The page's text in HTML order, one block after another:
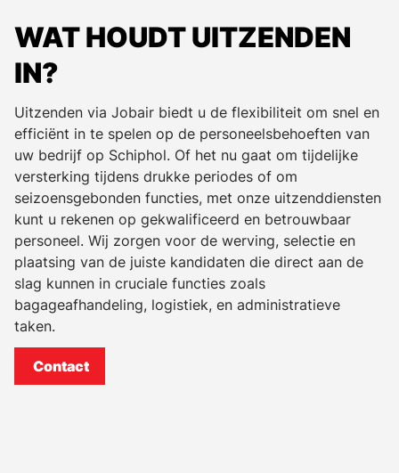
WAT HOUDT UITZENDEN
IN?
Uitzenden via Jobair biedt u de flexibiliteit om snel en
efficiënt in te spelen op de personeelsbehoeften van
uw bedrijf op Schiphol. Of het nu gaat om tijdelijke
versterking tijdens drukke periodes of om
seizoensgebonden functies, met onze uitzenddiensten
kunt u rekenen op gekwalificeerd en betrouwbaar
personeel. Wij zorgen voor de werving, selectie en
plaatsing van de juiste kandidaten die direct aan de
slag kunnen in cruciale functies zoals
bagageafhandeling, logistiek, en administratieve
taken.
Contact